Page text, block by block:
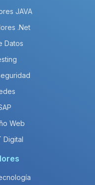
JAVA
.Net
Datos
Web
Digital